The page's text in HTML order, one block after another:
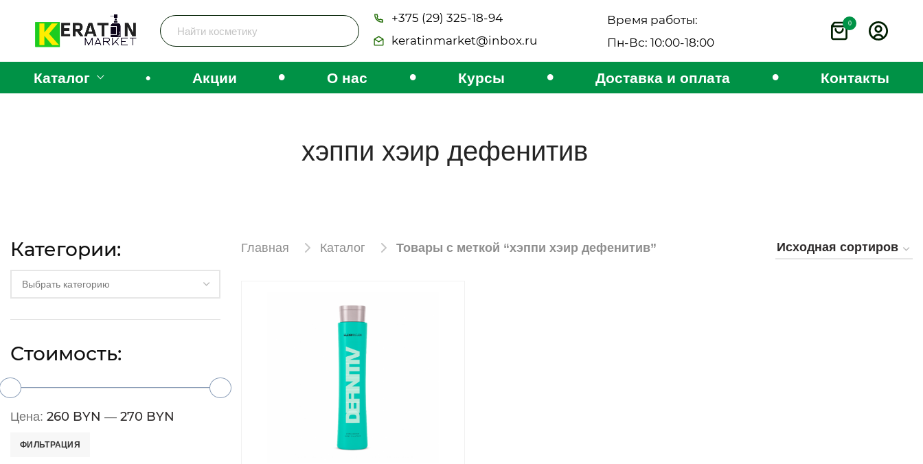
+375 (29) 325-18-94
keratinmarket@inbox.ru
Время работы:
Пн-Вс: 10:00-18:00
0
Каталог • Акции • О нас • Курсы • Доставка и оплата • Контакты
хэппи хэир дефенитив
Категории:
Выбрать категорию
Стоимость:
ФИЛЬТРАЦИЯ
Цена: 260 BYN — 270 BYN
Главная Каталог Товары с меткой “хэппи хэир дефенитив”